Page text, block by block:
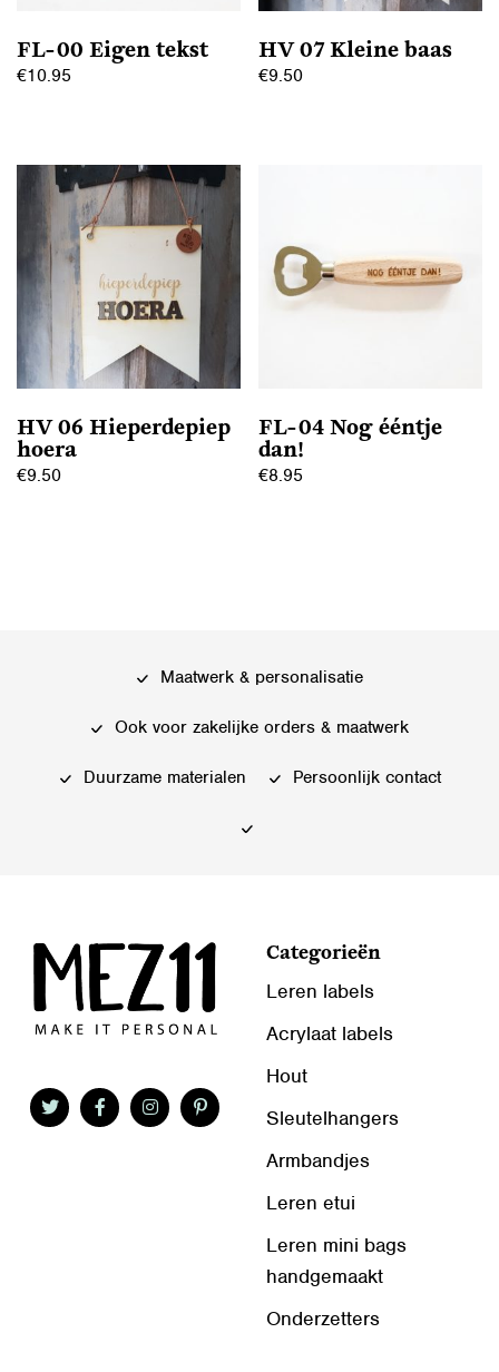
FL-00 Eigen tekst
€10.95
HV 07 Kleine baas
€9.50
HV 06 Hieperdepiep
hoera
€9.50
FL-04 Nog ééntje
dan!
€8.95
Maatwerk & personalisatie
Ook voor zakelijke orders & maatwerk
Duurzame materialen Persoonlijk contact
Categorieën
Leren labels
Acrylaat labels
Hout
Sleutelhangers
Armbandjes
Leren etui
Leren mini bags
handgemaakt
Onderzetters